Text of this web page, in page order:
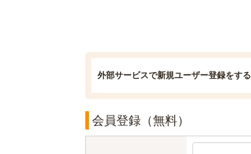
外部サービスで新規ユーザー登録をする
会員登録（無料）